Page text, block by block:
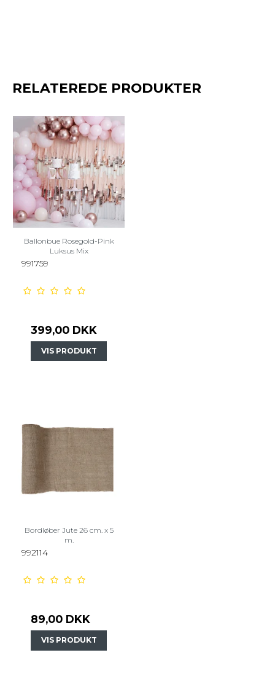
RELATEREDE PRODUKTER
Ballonbue Rosegold-Pink
Luksus Mix
991759
399,00 DKK
VIS PRODUKT
Bordløber Jute 26 cm. x 5
m.
992114
89,00 DKK
VIS PRODUKT